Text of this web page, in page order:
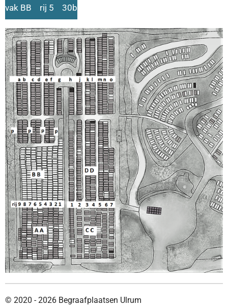
vak BB rij 5 30b
© 2020 - 2026 Begraafplaatsen Ulrum